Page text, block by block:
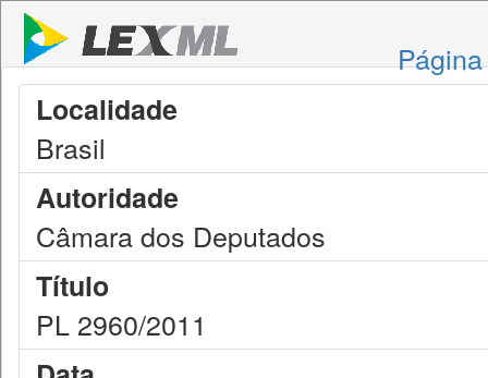
Localidade
Brasil
Autoridade
Câmara dos Deputados
Título
PL 2960/2011